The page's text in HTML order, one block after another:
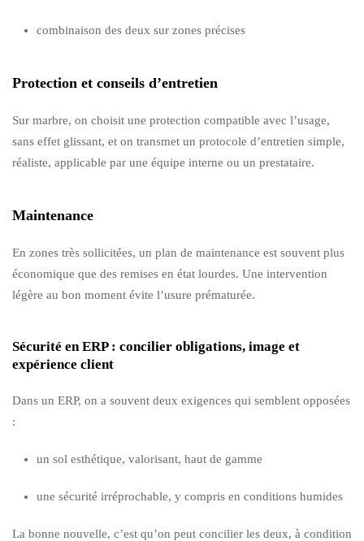
combinaison des deux sur zones précises
Protection et conseils d’entretien
Sur marbre, on choisit une protection compatible avec l’usage,
sans effet glissant, et on transmet un protocole d’entretien simple,
réaliste, applicable par une équipe interne ou un prestataire.
Maintenance
En zones très sollicitées, un plan de maintenance est souvent plus
économique que des remises en état lourdes. Une intervention
légère au bon moment évite l’usure prématurée.
Sécurité en ERP : concilier obligations, image et
expérience client
Dans un ERP, on a souvent deux exigences qui semblent opposées
:
un sol esthétique, valorisant, haut de gamme
une sécurité irréprochable, y compris en conditions humides
La bonne nouvelle, c’est qu’on peut concilier les deux, à condition